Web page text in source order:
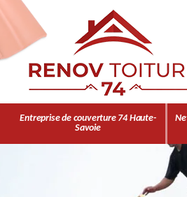
Entreprise de couverture 74 Haute-
Savoie